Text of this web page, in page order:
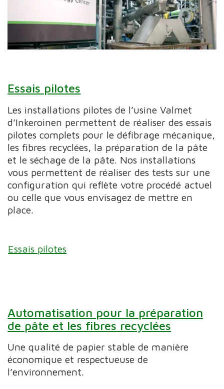
Essais pilotes
Les installations pilotes de l’usine Valmet
d’Inkeroinen permettent de réaliser des essais
pilotes complets pour le défibrage mécanique,
les fibres recyclées, la préparation de la pâte
et le séchage de la pâte. Nos installations
vous permettent de réaliser des tests sur une
configuration qui reflète votre procédé actuel
ou celle que vous envisagez de mettre en
place.
Essais pilotes
Automatisation pour la préparation
de pâte et les fibres recyclées
Une qualité de papier stable de manière
économique et respectueuse de
l’environnement.